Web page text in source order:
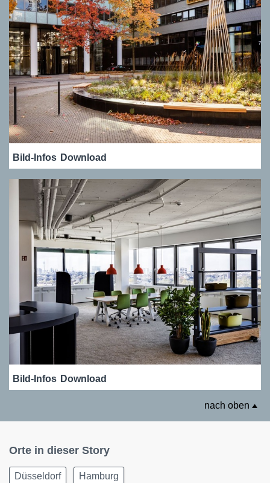
Bild-Infos Download
Bild-Infos Download
nach oben
Orte in dieser Story
Düsseldorf Hamburg